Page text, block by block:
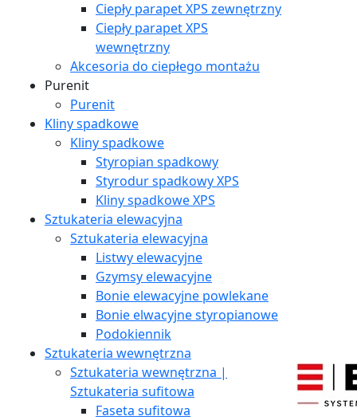
Ciepły parapet XPS zewnętrzny
Ciepły parapet XPS
wewnętrzny
Akcesoria do ciepłego montażu
Purenit
Purenit
Kliny spadkowe
Kliny spadkowe
Styropian spadkowy
Styrodur spadkowy XPS
Kliny spadkowe XPS
Sztukateria elewacyjna
Sztukateria elewacyjna
Listwy elewacyjne
Gzymsy elewacyjne
Bonie elewacyjne powlekane
Bonie elwacyjne styropianowe
Podokiennik
Sztukateria wewnętrzna
Sztukateria wewnętrzna |
Sztukateria sufitowa
Faseta sufitowa